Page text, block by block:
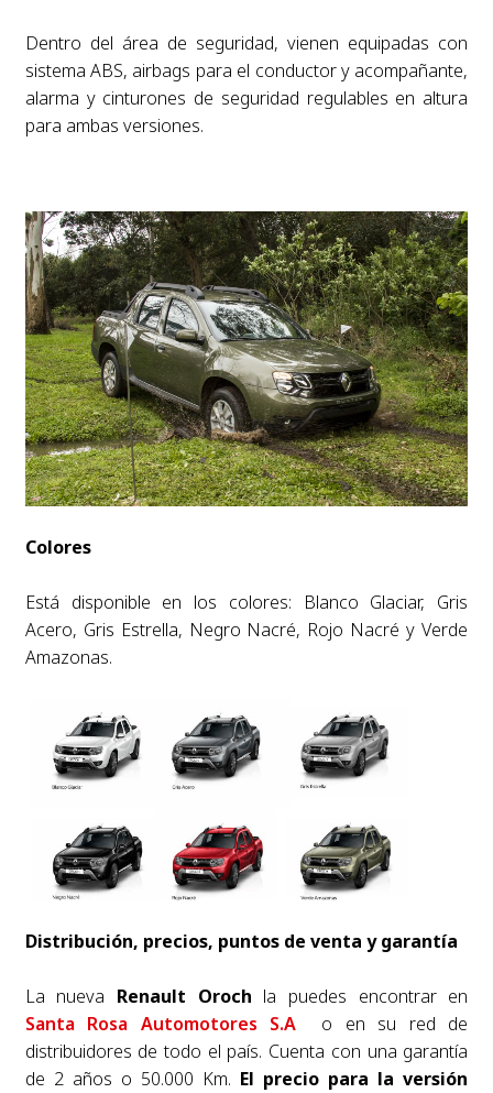
Dentro del área de seguridad, vienen equipadas con
sistema ABS, airbags para el conductor y acompañante,
alarma y cinturones de seguridad regulables en altura
para ambas versiones.
Colores
Está disponible en los colores: Blanco Glaciar, Gris
Acero, Gris Estrella, Negro Nacré, Rojo Nacré y Verde
Amazonas.
Distribución, precios, puntos de venta y garantía
La nueva Renault Oroch la puedes encontrar en
Santa Rosa Automotores S.A o en su red de
distribuidores de todo el país. Cuenta con una garantía
de 2 años o 50.000 Km. El precio para la versión